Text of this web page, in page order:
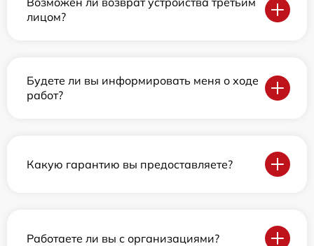
лицом?
Будете ли вы информировать меня о ходе
работ?
Какую гарантию вы предоставляете?
Работаете ли вы с организациями?